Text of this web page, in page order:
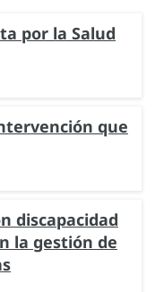
por la Salud
que
discapacidad
la gestión de